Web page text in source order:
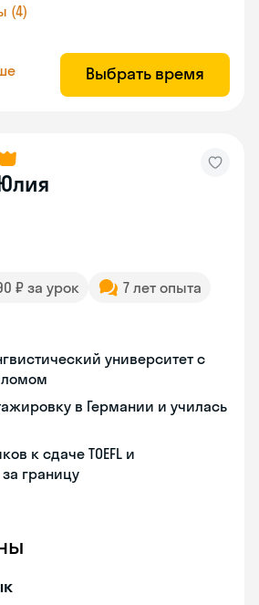
(4)
Выбрать время
₽ за урок
7 лет опыта
университет с
в Германии и училась
к сдаче TOEFL и
границу